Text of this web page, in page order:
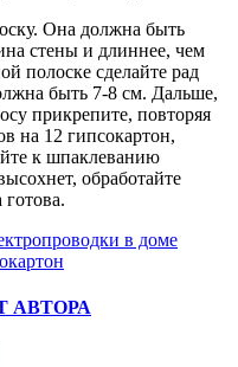
Она должна быть
стены и длиннее, чем
полоске сделайте рад
быть 7-8 см. Дальше,
прикрепите, повторяя
на 12 гипсокартон,
к шпаклеванию
обработайте
в доме
АВТОРА